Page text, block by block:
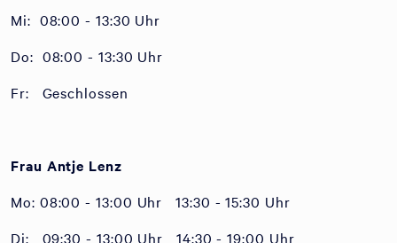
Mi: 08:00 - 13:30 Uhr
Do: 08:00 - 13:30 Uhr
Fr: Geschlossen
Frau Antje Lenz
Mo: 08:00 - 13:00 Uhr 13:30 - 15:30 Uhr
Di: 09:30 - 13:00 Uhr 14:30 - 19:00 Uhr